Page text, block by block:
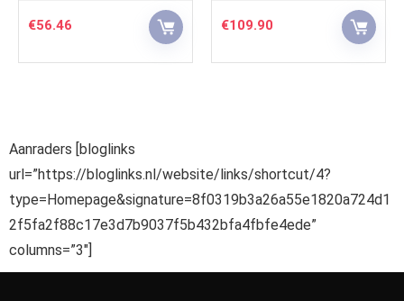
€56.46 €109.90
Aanraders [bloglinks
url=”https://bloglinks.nl/website/links/shortcut/4?
type=Homepage&signature=8f0319b3a26a55e1820a724d1
2f5fa2f88c17e3d7b9037f5b432bfa4fbfe4ede”
columns=”3″]